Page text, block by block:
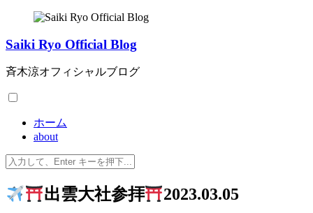
テ
ツ
へ
ス
Saiki Ryo Official Blog
斉木涼オフィシャルブログ
ホーム
about
検
出雲大社参拝 2023.03.05